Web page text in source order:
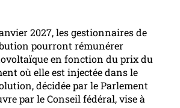
2027, les gestionnaires de
pourront rémunérer
en fonction du prix du
où elle est injectée dans le
décidée par le Parlement
par le Conseil fédéral, vise à